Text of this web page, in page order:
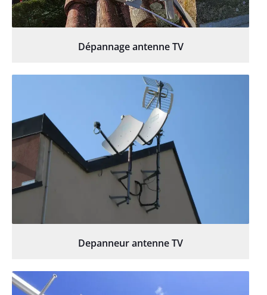
Dépannage antenne TV
Depanneur antenne TV